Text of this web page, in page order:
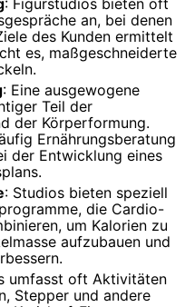
an, bei denen
des Kunden ermittelt
es, maßgeschneiderte
: Eine ausgewogene
Teil der
der Körperformung.
Ernährungsberatung
der Entwicklung eines
: Studios bieten speziell
die Cardio-
um Kalorien zu
aufzubauen und
umfasst oft Aktivitäten
Stepper und andere